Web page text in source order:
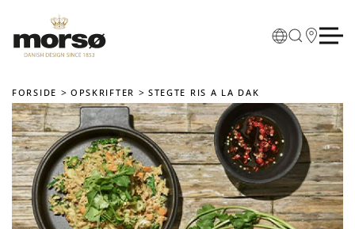
Skip to main content
FORSIDE OPSKRIFTER STEGTE RIS A LA DAK